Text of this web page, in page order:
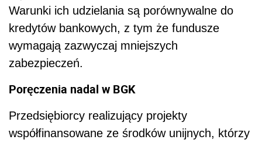
Warunki ich udzielania są porównywalne do
kredytów bankowych, z tym że fundusze
wymagają zazwyczaj mniejszych
zabezpieczeń.
Poręczenia nadal w BGK
Przedsiębiorcy realizujący projekty
współfinansowane ze środków unijnych, którzy